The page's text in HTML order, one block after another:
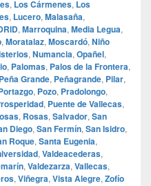
, Los Cármenes, Los
, Lucero, Malasaña,
, Marroquina, Media Legua,
, Moratalaz, Moscardó, Niño
, Numancia, Opañel,
, Palomas, Palos de la Frontera,
Peña Grande, Peñagrande, Pilar,
, Pozo, Pradolongo,
, Puente de Vallecas,
, Rosas, Salvador, San
Diego, San Fermín, San Isidro,
Roque, Santa Eugenia,
, Valdeacederas,
, Valdezarza, Vallecas,
, Viñegra, Vista Alegre, Zofío